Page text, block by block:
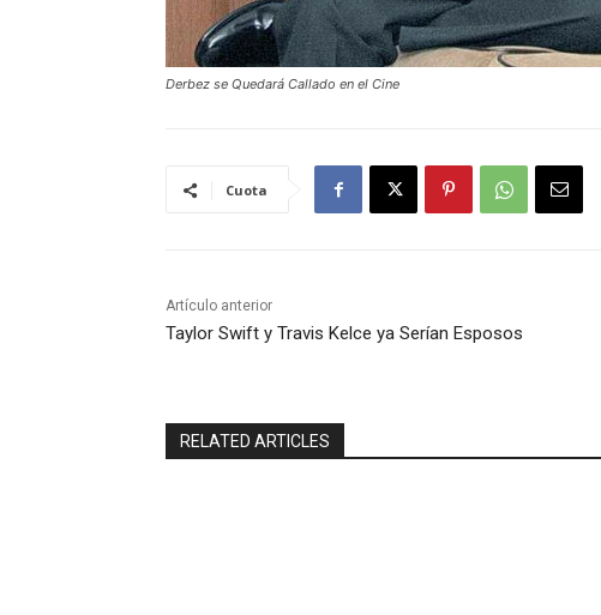
Derbez se Quedará Callado en el Cine
Cuota
Artículo anterior
Taylor Swift y Travis Kelce ya Serían Esposos
RELATED ARTICLES